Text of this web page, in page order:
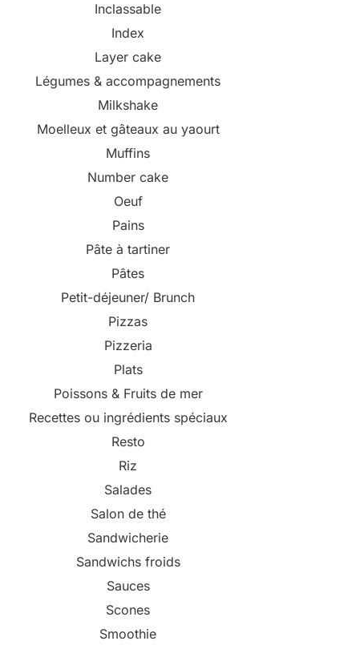
Inclassable
Index
Layer cake
Légumes & accompagnements
Milkshake
Moelleux et gâteaux au yaourt
Muffins
Number cake
Oeuf
Pains
Pâte à tartiner
Pâtes
Petit-déjeuner/ Brunch
Pizzas
Pizzeria
Plats
Poissons & Fruits de mer
Recettes ou ingrédients spéciaux
Resto
Riz
Salades
Salon de thé
Sandwicherie
Sandwichs froids
Sauces
Scones
Smoothie